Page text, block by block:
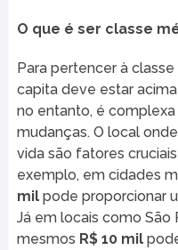
O que é ser classe
Para pertencer à
capita deve estar
no entanto, é
mudanças. O local
vida são fatores
exemplo, em cidades
milpode proporcionar
Já em locais como São
mesmos R$ 10 mil